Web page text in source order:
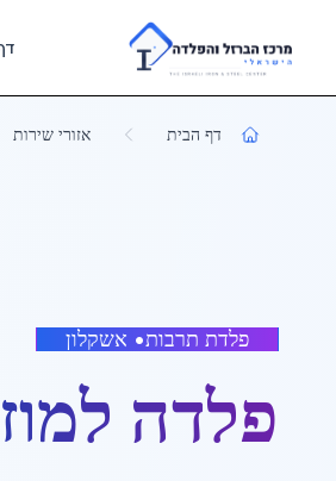
Skip to main content
דף הבית אזורי שירות
פלדת תרבות• אשקלון
פלדה